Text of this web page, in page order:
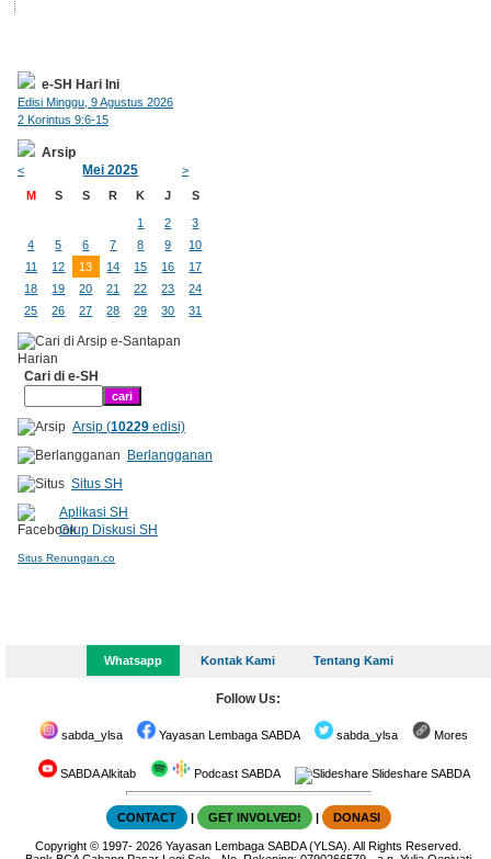
e-SH Hari Ini
Edisi Minggu, 9 Agustus 2026
2 Korintus 9:6-15
Arsip
< Mei 2025
>
M
S S R K J S
1 2
3
4
5 6 7 8 9
10
11
12 13 14 15 16
17
18
19 20 21 22 23
24
25
26 27 28 29 30 31
Cari di e-SH
Arsip (10229edisi)
Berlangganan
Situs SH
Aplikasi SH
Grup Diskusi SH
Situs Renungan.co
Whatsapp Kontak Kami Tentang Kami
Follow Us:
sabda_ylsa Yayasan Lembaga SABDA sabda_ylsa Mores
SABDA Alkitab Podcast SABDA Slideshare SABDA
CONTACT | GET INVOLVED! | DONASI
Copyright © 1997-2026Yayasan Lembaga SABDA (YLSA). All Rights Reserved.